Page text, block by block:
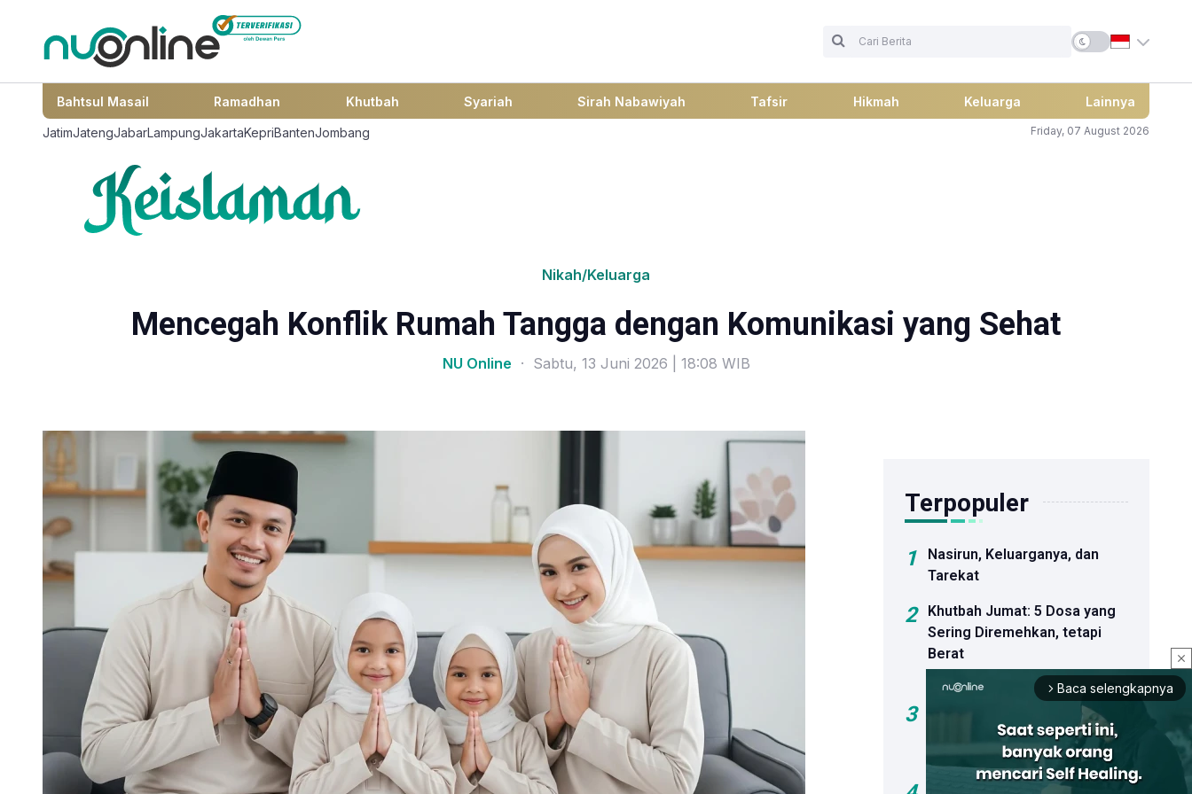
Bahtsul Masail Ramadhan Khutbah Syariah Sirah Nabawiyah Tafsir Hikmah Keluarga Lainnya
JatimJatengJabarLampungJakartaKepriBantenJombang Friday, 07 August 2026
Nikah/Keluarga
Mencegah Konflik Rumah Tangga dengan Komunikasi yang Sehat
NU Online · Sabtu, 13 Juni 2026 | 18:08 WIB
close
arrow_forward_ios Baca selengkapnya
Terpopuler
1
Nasirun, Keluarganya, dan
Tarekat
2
Khutbah Jumat: 5 Dosa yang
Sering Diremehkan, tetapi
Berat
Pertanggungjawabannya
3
Khutbah Jumat: Bahaya Hoaks
dan Dosa Menyebar Informasi
Palsu
Sejumlah Bakal Calon Ketua